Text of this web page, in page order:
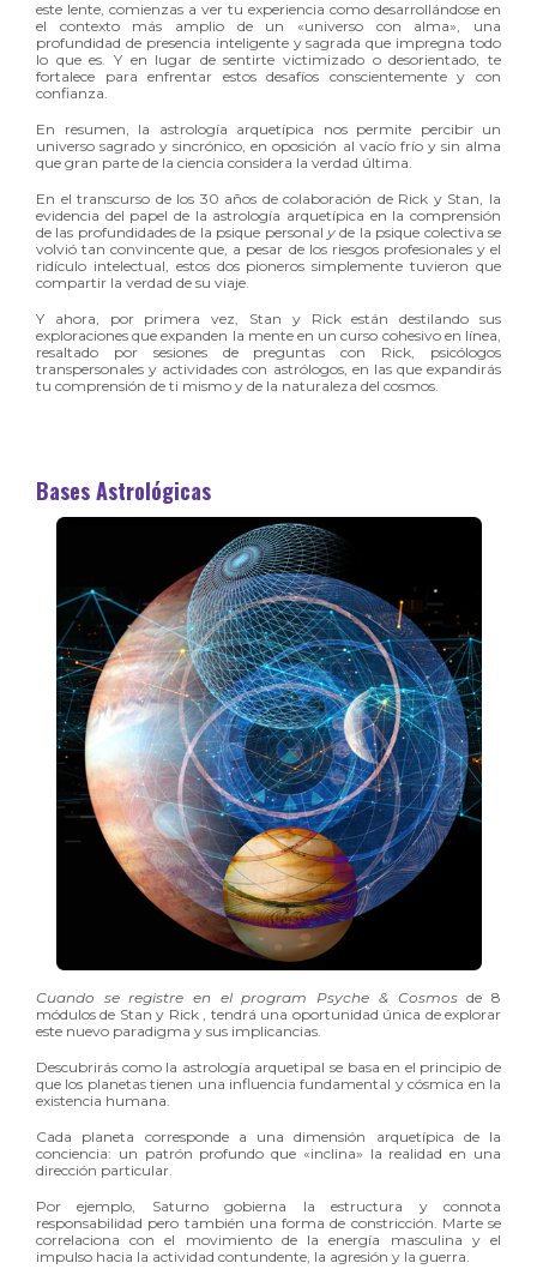
este lente, comienzas a ver tu experiencia como desarrollándose en
el contexto más amplio de un «universo con alma», una
profundidad de presencia inteligente y sagrada que impregna todo
lo que es. Y en lugar de sentirte victimizado o desorientado, te
fortalece para enfrentar estos desafíos conscientemente y con
confianza.
En resumen, la astrología arquetípica nos permite percibir un
universo sagrado y sincrónico, en oposición al vacío frío y sin alma
que gran parte de la ciencia considera la verdad última.
En el transcurso de los 30 años de colaboración de Rick y Stan, la
evidencia del papel de la astrología arquetípica en la comprensión
de las profundidades de la psique personal y de la psique colectiva se
volvió tan convincente que, a pesar de los riesgos profesionales y el
ridículo intelectual, estos dos pioneros simplemente tuvieron que
compartir la verdad de su viaje.
Y ahora, por primera vez, Stan y Rick están destilando sus
exploraciones que expanden la mente en un curso cohesivo en línea,
resaltado por sesiones de preguntas con Rick, psicólogos
transpersonales y actividades con astrólogos, en las que expandirás
tu comprensión de ti mismo y de la naturaleza del cosmos.
Bases Astrológicas
Cuando se registre en el program Psyche & Cosmos de 8
módulos de Stan y Rick , tendrá una oportunidad única de explorar
este nuevo paradigma y sus implicancias.
Descubrirás como la astrología arquetipal se basa en el principio de
que los planetas tienen una influencia fundamental y cósmica en la
existencia humana.
Cada planeta corresponde a una dimensión arquetípica de la
conciencia: un patrón profundo que «inclina» la realidad en una
dirección particular.
Por ejemplo, Saturno gobierna la estructura y connota
responsabilidad pero también una forma de constricción. Marte se
correlaciona con el movimiento de la energía masculina y el
impulso hacia la actividad contundente, la agresión y la guerra.